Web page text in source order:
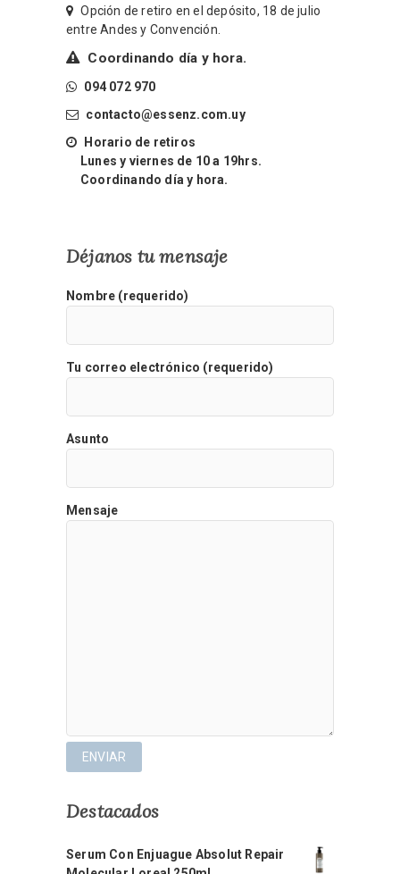
Opción de retiro en el depósito, 18 de julio
entre Andes y Convención.
Coordinando día y hora.
094 072 970
contacto@essenz.com.uy
Horario de retiros
Lunes y viernes de 10 a 19hrs.
Coordinando día y hora.
Déjanos tu mensaje
Nombre (requerido)
Tu correo electrónico (requerido)
Asunto
Mensaje
Destacados
Serum Con Enjuague Absolut Repair